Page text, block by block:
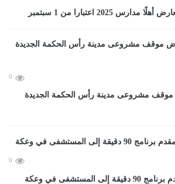
2025 اعتبارا من 1 سبتمبر
0
مشروعى مدينة رأس الحكمة الجديدة
0
في وعكة